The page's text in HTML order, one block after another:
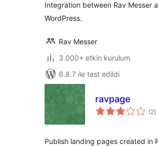
Integration between Rav Messer
WordPress.
Rav Messer
3.000+ etkin kurulum
6.8.7 ile test edildi
ravpage
(2)
Publish landing pages created in